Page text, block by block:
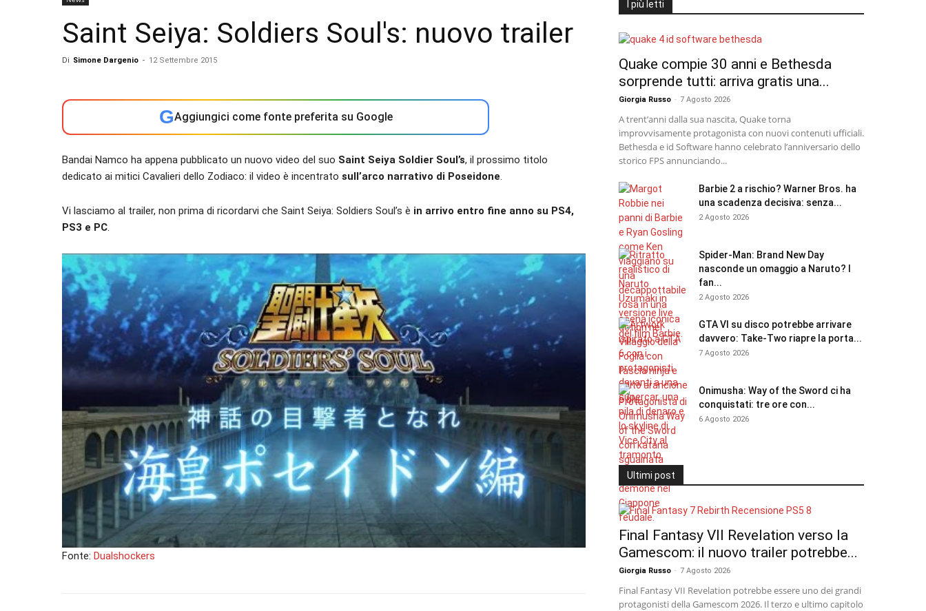
Saint Seiya: Soldiers Soul's: nuovo trailer
Di Simone Dargenio - 12 Settembre 2015
GAggiungici come fonte preferita su Google
Bandai Namco ha appena pubblicato un nuovo video del suo Saint Seiya Soldier Soul’s, il prossimo titolo
dedicato ai mitici Cavalieri dello Zodiaco: il video è incentrato sull’arco narrativo di Poseidone.
Vi lasciamo al trailer, non prima di ricordarvi che Saint Seiya: Soldiers Soul’s è in arrivo entro fine anno su PS4,
PS3 e PC.
Fonte: Dualshockers
I più letti
Quake compie 30 anni e Bethesda
sorprende tutti: arriva gratis una...
Giorgia Russo - 7 Agosto 2026
A trent’anni dalla sua nascita, Quake torna
improvvisamente protagonista con nuovi contenuti ufficiali.
Bethesda e id Software hanno celebrato l’anniversario dello
storico FPS annunciando...
Barbie 2 a rischio? Warner Bros. ha
una scadenza decisiva: senza...
2 Agosto 2026
Spider-Man: Brand New Day
nasconde un omaggio a Naruto? I
fan...
2 Agosto 2026
GTA VI su disco potrebbe arrivare
davvero: Take-Two riapre la porta...
7 Agosto 2026
Onimusha: Way of the Sword ci ha
conquistati: tre ore con...
6 Agosto 2026
Ultimi post
Final Fantasy VII Revelation verso la
Gamescom: il nuovo trailer potrebbe...
Giorgia Russo - 7 Agosto 2026
Final Fantasy VII Revelation potrebbe essere uno dei grandi
protagonisti della Gamescom 2026. Il terzo e ultimo capitolo